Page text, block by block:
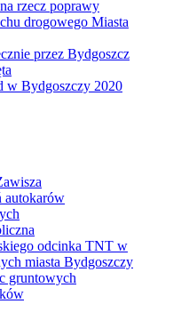
rzecz poprawy
drogowego Miasta
przez Bydgoszcz
w Bydgoszczy 2020
autokarów
odcinka TNT w
miasta Bydgoszczy
gruntowych